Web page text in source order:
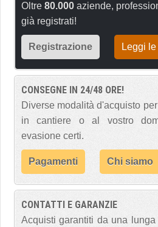
Oltre 80.000 aziende,
già registrati!
Registrazione Leggi
CONSEGNE IN 24/48 ORE!
Diverse modalità d'acquisto
in cantiere o al vostro
evasione certi.
Pagamenti Chi siamo
CONTATTI E GARANZIE
Acquisti garantiti da una